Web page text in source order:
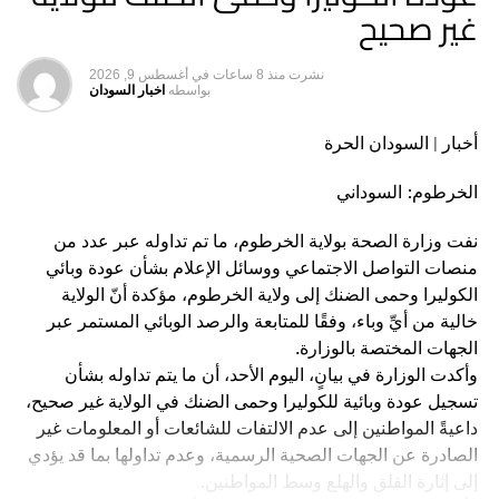
او مركز تشخيصي متطور …. إلا انه ليحزنني ان أرى مريضا
(عاملين ليه كشف ما عندو حق العملية) وأخاف ان يأخذه المرض
….وفرة الحبة والحقنة و الدواء خطوة برضو كويسة … لكن
شك لو حققناها لكان خيرا لنا و أشد تثبيتا…
ده الحل و زي ما قالوا الحل في الـ (تأمين) .. ان قلنا خير لا بدورلو
سيف لا درقة …وان (طنشنا) يروح شمار في مرقة.
هيثم الباوقة
غير صحيح
نشرت منذ 8 ساعات في أغسطس 9, 2026
بواسطه اخبار السودان
أخبار | السودان الحرة
الخرطوم: السوداني
نفت وزارة الصحة بولاية الخرطوم، ما تم تداوله عبر عدد من
منصات التواصل الاجتماعي ووسائل الإعلام بشأن عودة وبائي
الكوليرا وحمى الضنك إلى ولاية الخرطوم، مؤكدة أنّ الولاية
خالية من أيِّ وباء، وفقًا للمتابعة والرصد الوبائي المستمر عبر
الجهات المختصة بالوزارة.
وأكدت الوزارة في بيانٍ، اليوم الأحد، أن ما يتم تداوله بشأن
تسجيل عودة وبائية للكوليرا وحمى الضنك في الولاية غير صحيح،
داعيةً المواطنين إلى عدم الالتفات للشائعات أو المعلومات غير
الصادرة عن الجهات الصحية الرسمية، وعدم تداولها بما قد يؤدي
إلى إثارة القلق والهلع وسط المواطنين.